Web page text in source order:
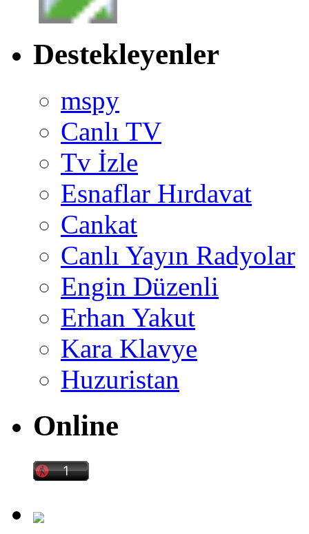
Destekleyenler
mspy
Canlı TV
Tv İzle
Esnaflar Hırdavat
Cankat
Canlı Yayın Radyolar
Engin Düzenli
Erhan Yakut
Kara Klavye
Huzuristan
Online